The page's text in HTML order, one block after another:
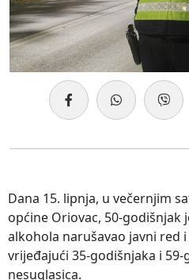
Dana 15. lipnja, u večernjim
općine Oriovac, 50-godišnjak
alkohola narušavao javni red
vrijeđajući 35-godišnjaka i
nesuglasica.